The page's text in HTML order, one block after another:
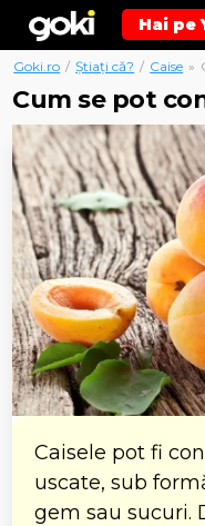
Hai pe
Goki.ro / Știați că? / Caise »
Cum se pot
Caisele pot fi
uscate, sub
gem sau sucuri.